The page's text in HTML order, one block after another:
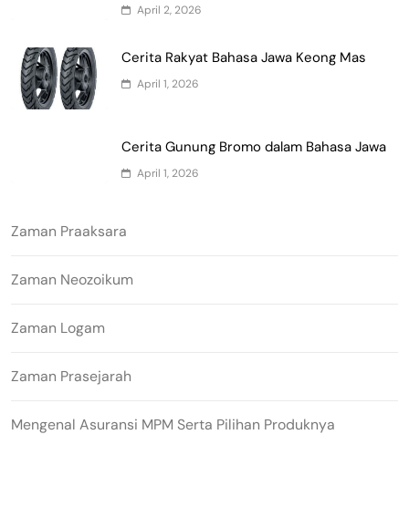
April 2, 2026
Cerita Rakyat Bahasa Jawa Keong Mas
April 1, 2026
Cerita Gunung Bromo dalam Bahasa Jawa
April 1, 2026
Zaman Praaksara
Zaman Neozoikum
Zaman Logam
Zaman Prasejarah
Mengenal Asuransi MPM Serta Pilihan Produknya